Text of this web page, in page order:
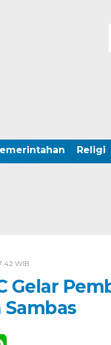
Religi
WIB
Gelar